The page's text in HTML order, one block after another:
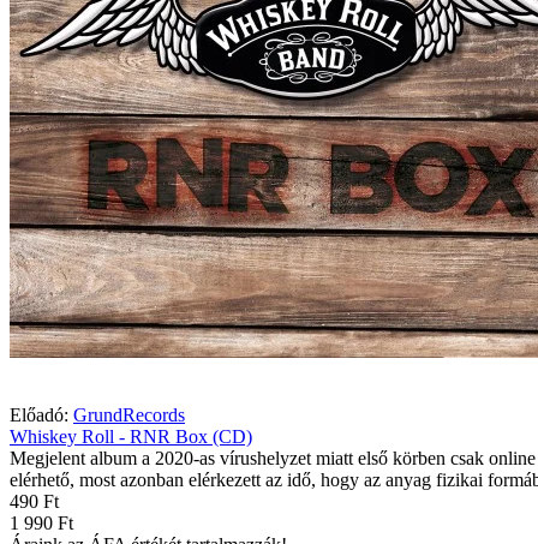
Előadó: GrundRecords
Whiskey Roll - RNR Box (CD)
Megjelent album a 2020-as vírushelyzet miatt első körben csak
elérhető, most azonban elérkezett az idő, hogy az anyag fizikai
490 Ft
1 990 Ft